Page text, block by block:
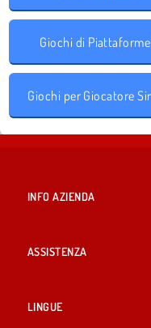
Giochi di Piattaforme
INFO AZIENDA
ASSISTENZA
LINGUE